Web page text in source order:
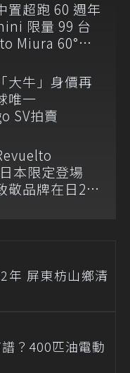
置超跑 60 週年
限量 99 台
Miura 60°
大牛」身價再
唯一
SV拍賣
本限定登場
敬品牌在日25
年 屏東枋山鄉清
？400匹油電動